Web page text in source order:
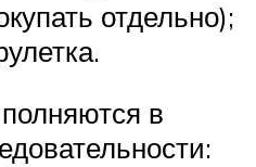
отдельно);
в